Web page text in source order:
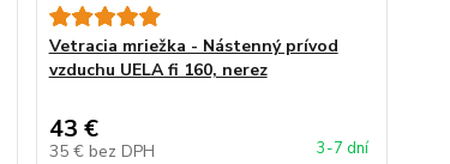
Vetracia mriežka - Nástenný prívod
vzduchu UELA fi 160, nerez
43 €
35 € bez DPH 3-7 dní